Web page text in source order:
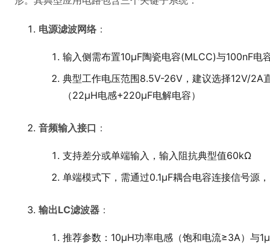
电源滤波网络：
输入侧需布置10μF陶瓷电容(MLCC)与100nF电
典型工作电压范围8.5V-26V，建议选择12V/2A
（22μH电感+220μF电解电容）
音频输入接口 ：
支持差分或单端输入，输入阻抗典型值60kΩ
单端模式下，需通过0.1μF耦合电容连接信号源
输出LC滤波器 ：
推荐参数：10μH功率电感（饱和电流≥3A）与